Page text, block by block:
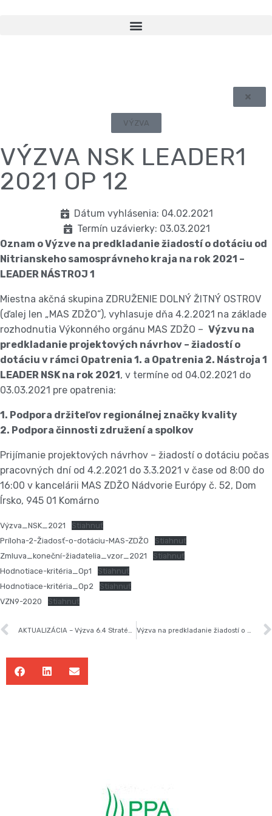
VÝZVA
VÝZVA NSK LEADER1
2021 OP 12
Dátum vyhlásenia: 04.02.2021
Termín uzávierky: 03.03.2021
Oznam o Výzve na predkladanie žiadostí o dotáciu od
Nitrianskeho samosprávneho kraja na rok 2021 –
LEADER NÁSTROJ 1
Miestna akčná skupina ZDRUŽENIE DOLNÝ ŽITNÝ OSTROV
(ďalej len „MAS ZDŽO“), vyhlasuje dňa 4.2.2021 na základe
rozhodnutia Výkonného orgánu MAS ZDŽO – Výzvu na
predkladanie projektových návrhov – žiadostí o
dotáciu v rámci Opatrenia 1. a Opatrenia 2. Nástroja 1
LEADER NSK na rok 2021, v termíne od 04.02.2021 do
03.03.2021 pre opatrenia:
1. Podpora držiteľov regionálnej značky kvality
2. Podpora činnosti združení a spolkov
Prijímanie projektových návrhov – žiadostí o dotáciu počas
pracovných dní od 4.2.2021 do 3.3.2021 v čase od 8:00 do
16:00 v kancelárii MAS ZDŽO Nádvorie Európy č. 52, Dom
Írsko, 945 01 Komárno
Výzva_NSK_2021
Stiahnuť
Príloha-2-Žiadosť-o-dotáciu-MAS-ZDŽO
Stiahnuť
Zmluva_koneční-žiadatelia_vzor_2021
Stiahnuť
Hodnotiace-kritéria_Op1
Stiahnuť
Hodnotiace-kritéria_Op2
Stiahnuť
VZN9-2020
Stiahnuť